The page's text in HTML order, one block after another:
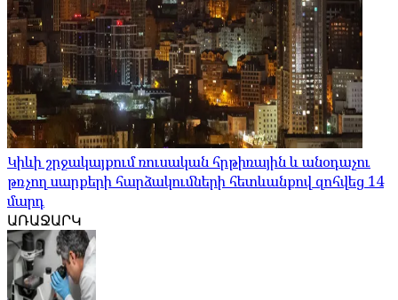
Կիևի շրջակայքում ռուսական հրթիռային և անօդաչու
թռչող սարքերի հարձակումների հետևանքով զոհվեց 14
մարդ
ԱՌԱՋԱՐԿ